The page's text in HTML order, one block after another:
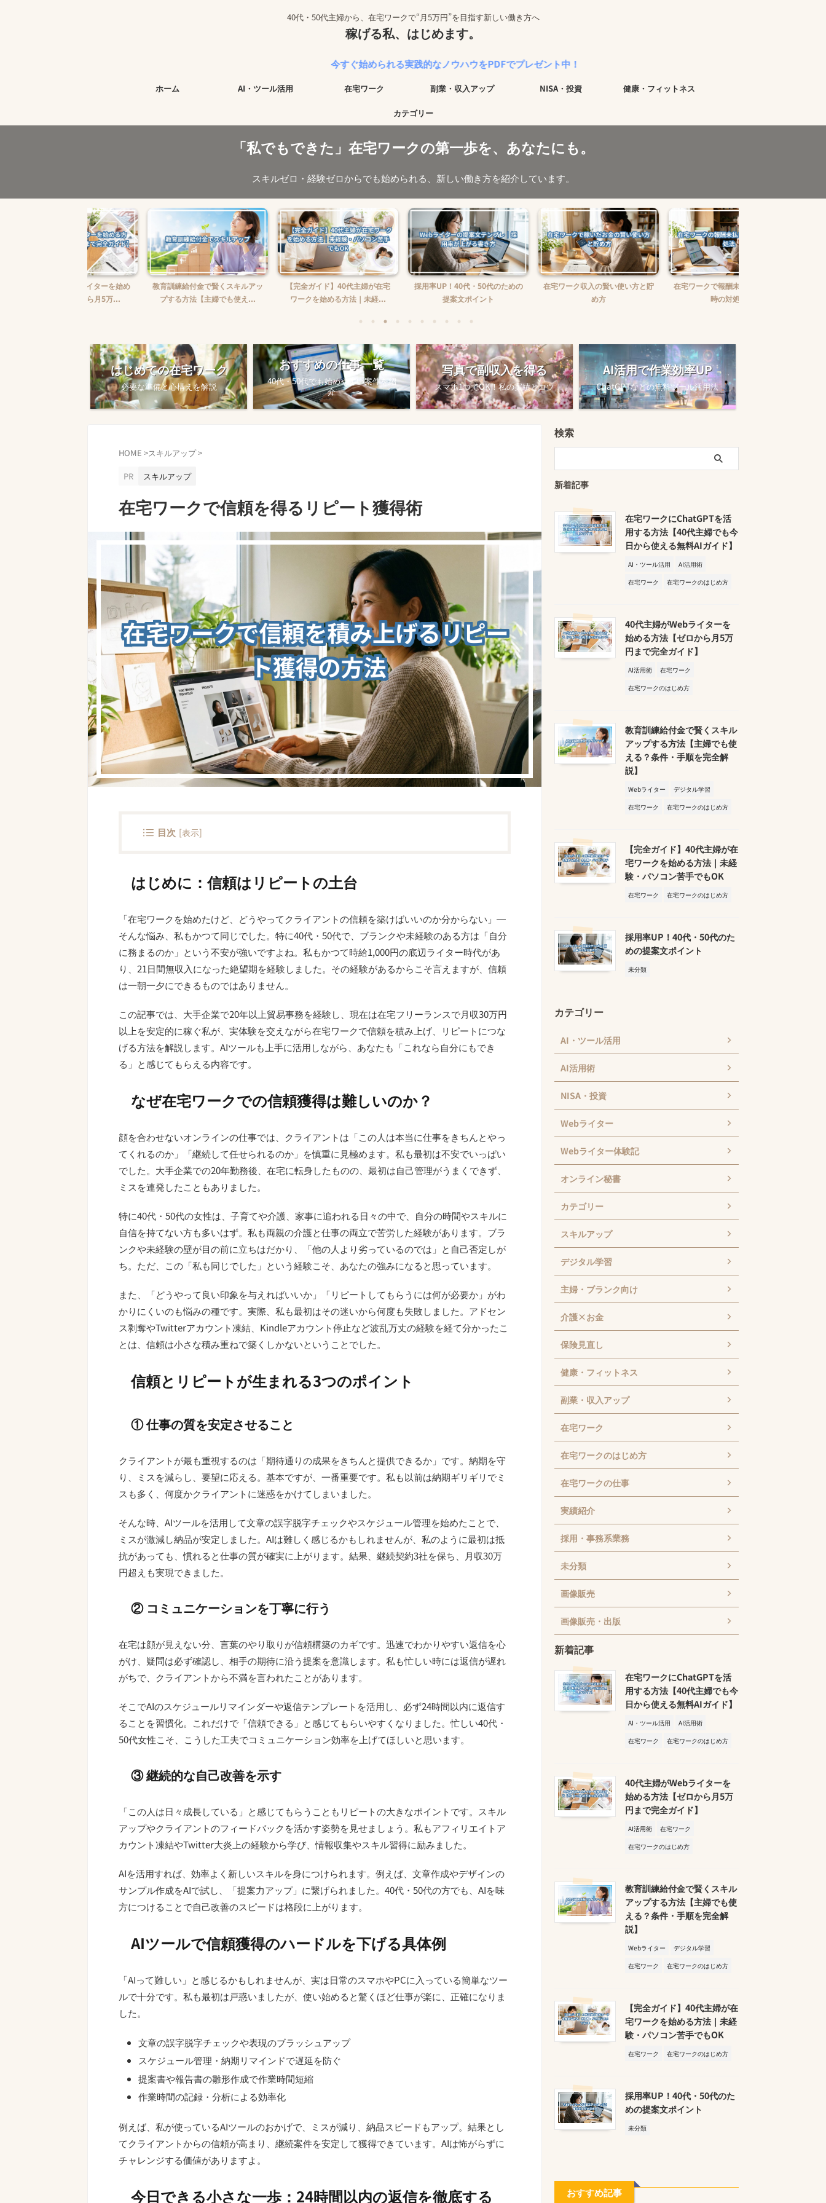
40代・50代主婦から、在宅ワークで“月5万円”を目指す新しい働き方へ
稼げる私、はじめます。
今すぐ始められる実践的なノウハウをPDFでプレゼント中！
ホーム AI・ツール活用 在宅ワーク 副業・収入アップ NISA・投資 健康・フィットネス
カテゴリー
「私でもできた」在宅ワークの第一歩を、あなたにも。
スキルゼロ・経験ゼロからでも始められる、新しい働き方を紹介しています。
教育訓練給付金で賢くスキルアッ
プする方法【主婦でも使え...
【完全ガイド】40代主婦が在宅
ワークを始める方法｜未経...
採用率UP！40代・50代のための
在宅ワーク収入の賢い使い方と貯
在宅ワークで報酬未払いに困った
はじめての在宅ワーク
必要な準備と心構えを解説
おすすめの仕事一覧
40代・50代でも始めやすい案件を紹
介
写真で副収入を得る
スマホ1つでOK！私の実績とコツ
AI活用で作業効率UP
ChatGPTなどの無料ツール活用法
HOME >スキルアップ>
PR
スキルアップ
在宅ワークで信頼を得るリピート獲得術
目次 [表示]
はじめに：信頼はリピートの土台
「在宅ワークを始めたけど、どうやってクライアントの信頼を築けばいいのか分からない」―
そんな悩み、私もかつて同じでした。特に40代・50代で、ブランクや未経験のある方は「自分
に務まるのか」という不安が強いですよね。私もかつて時給1,000円の底辺ライター時代があ
り、21日間無収入になった絶望期を経験しました。その経験があるからこそ言えますが、信頼
は一朝一夕にできるものではありません。
この記事では、大手企業で20年以上貿易事務を経験し、現在は在宅フリーランスで月収30万円
以上を安定的に稼ぐ私が、実体験を交えながら在宅ワークで信頼を積み上げ、リピートにつな
げる方法を解説します。AIツールも上手に活用しながら、あなたも「これなら自分にもでき
る」と感じてもらえる内容です。
なぜ在宅ワークでの信頼獲得は難しいのか？
顔を合わせないオンラインの仕事では、クライアントは「この人は本当に仕事をきちんとやっ
てくれるのか」「継続して任せられるのか」を慎重に見極めます。私も最初は不安でいっぱい
でした。大手企業での20年勤務後、在宅に転身したものの、最初は自己管理がうまくできず、
ミスを連発したこともありました。
特に40代・50代の女性は、子育てや介護、家事に追われる日々の中で、自分の時間やスキルに
自信を持てない方も多いはず。私も両親の介護と仕事の両立で苦労した経験があります。ブラ
ンクや未経験の壁が目の前に立ちはだかり、「他の人より劣っているのでは」と自己否定しが
ち。ただ、この「私も同じでした」という経験こそ、あなたの強みになると思っています。
また、「どうやって良い印象を与えればいいか」「リピートしてもらうには何が必要か」がわ
かりにくいのも悩みの種です。実際、私も最初はその迷いから何度も失敗しました。アドセン
ス剥奪やTwitterアカウント凍結、Kindleアカウント停止など波乱万丈の経験を経て分かったこ
とは、信頼は小さな積み重ねで築くしかないということでした。
信頼とリピートが生まれる3つのポイント
① 仕事の質を安定させること
クライアントが最も重視するのは「期待通りの成果をきちんと提供できるか」です。納期を守
り、ミスを減らし、要望に応える。基本ですが、一番重要です。私も以前は納期ギリギリでミ
スも多く、何度かクライアントに迷惑をかけてしまいました。
そんな時、AIツールを活用して文章の誤字脱字チェックやスケジュール管理を始めたことで、
ミスが激減し納品が安定しました。AIは難しく感じるかもしれませんが、私のように最初は抵
抗があっても、慣れると仕事の質が確実に上がります。結果、継続契約3社を保ち、月収30万
円超えも実現できました。
② コミュニケーションを丁寧に行う
在宅は顔が見えない分、言葉のやり取りが信頼構築のカギです。迅速でわかりやすい返信を心
がけ、疑問は必ず確認し、相手の期待に沿う提案を意識します。私も忙しい時には返信が遅れ
がちで、クライアントから不満を言われたことがあります。
そこでAIのスケジュールリマインダーや返信テンプレートを活用し、必ず24時間以内に返信す
ることを習慣化。これだけで「信頼できる」と感じてもらいやすくなりました。忙しい40代・
50代女性こそ、こうした工夫でコミュニケーション効率を上げてほしいと思います。
③ 継続的な自己改善を示す
「この人は日々成長している」と感じてもらうこともリピートの大きなポイントです。スキル
アップやクライアントのフィードバックを活かす姿勢を見せましょう。私もアフィリエイトア
カウント凍結やTwitter大炎上の経験から学び、情報収集やスキル習得に励みました。
AIを活用すれば、効率よく新しいスキルを身につけられます。例えば、文章作成やデザインの
サンプル作成をAIで試し、「提案力アップ」に繋げられました。40代・50代の方でも、AIを味
方につけることで自己改善のスピードは格段に上がります。
AIツールで信頼獲得のハードルを下げる具体例
「AIって難しい」と感じるかもしれませんが、実は日常のスマホやPCに入っている簡単なツー
ルで十分です。私も最初は戸惑いましたが、使い始めると驚くほど仕事が楽に、正確になりま
した。
文章の誤字脱字チェックや表現のブラッシュアップ
スケジュール管理・納期リマインドで遅延を防ぐ
提案書や報告書の雛形作成で作業時間短縮
作業時間の記録・分析による効率化
例えば、私が使っているAIツールのおかげで、ミスが減り、納品スピードもアップ。結果とし
てクライアントからの信頼が高まり、継続案件を安定して獲得できています。AIは怖がらずに
チャレンジする価値がありますよ。
今日できる小さな一歩：24時間以内の返信を徹底する
検索
新着記事
在宅ワークにChatGPTを活
用する方法【40代主婦でも今
日から使える無料AIガイド】
AI・ツール活用
AI活用術
在宅ワーク
在宅ワークのはじめ方
40代主婦がWebライターを
始める方法【ゼロから月5万
円まで完全ガイド】
AI活用術
在宅ワーク
在宅ワークのはじめ方
教育訓練給付金で賢くスキル
アップする方法【主婦でも使
える？条件・手順を完全解
説】
Webライター
デジタル学習
在宅ワーク
在宅ワークのはじめ方
【完全ガイド】40代主婦が在
宅ワークを始める方法｜未経
験・パソコン苦手でもOK
在宅ワーク 在宅ワークのはじめ方
採用率UP！40代・50代のた
めの提案文ポイント
未分類
カテゴリー
AI・ツール活用
AI活用術
NISA・投資
Webライター
Webライター体験記
オンライン秘書
カテゴリー
スキルアップ
デジタル学習
主婦・ブランク向け
介護×お金
保険見直し
健康・フィットネス
副業・収入アップ
在宅ワーク
在宅ワークのはじめ方
在宅ワークの仕事
実績紹介
採用・事務系業務
未分類
画像販売
画像販売・出版
新着記事
在宅ワークにChatGPTを活
用する方法【40代主婦でも今
日から使える無料AIガイド】
AI・ツール活用
AI活用術
在宅ワーク
在宅ワークのはじめ方
40代主婦がWebライターを
始める方法【ゼロから月5万
円まで完全ガイド】
AI活用術
在宅ワーク
在宅ワークのはじめ方
教育訓練給付金で賢くスキル
アップする方法【主婦でも使
える？条件・手順を完全解
説】
Webライター
デジタル学習
在宅ワーク
在宅ワークのはじめ方
【完全ガイド】40代主婦が在
宅ワークを始める方法｜未経
験・パソコン苦手でもOK
在宅ワーク 在宅ワークのはじめ方
採用率UP！40代・50代のた
めの提案文ポイント
未分類
おすすめ記事